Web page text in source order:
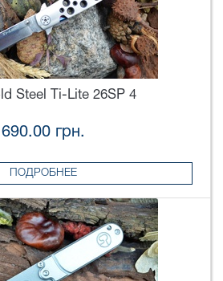
Steel Ti-Lite 26SP 4
690.00 грн.
ПОДРОБНЕЕ